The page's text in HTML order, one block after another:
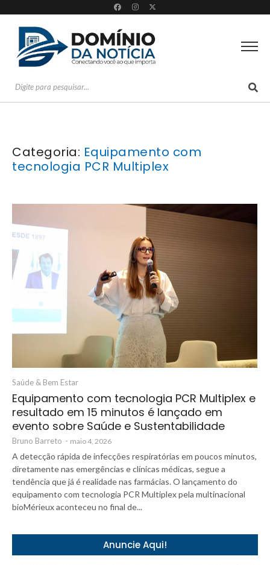
Categoria: Equipamento com
tecnologia PCR Multiplex
Saúde & Bem Estar
Equipamento com tecnologia PCR Multiplex e
resultado em 15 minutos é lançado em
evento sobre Saúde e Sustentabilidade
Bruno Barreto - maio 4, 2026
A detecção rápida de infecções respiratórias em poucos minutos,
diretamente nas emergências e clínicas médicas, segue a
tendência que já é realidade nas farmácias. O lançamento do
equipamento com tecnologia PCR Multiplex pela multinacional
bioMérieux aconteceu no final de...
Anuncie Aqui!